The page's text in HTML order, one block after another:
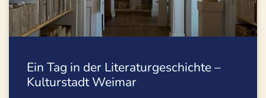
Ein Tag in der Literaturgeschichte –
Kulturstadt Weimar